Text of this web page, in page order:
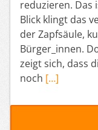
reduzieren. Das
Blick klingt das
der Zapfsäule,
Bürger_innen.
zeigt sich, dass
noch […]